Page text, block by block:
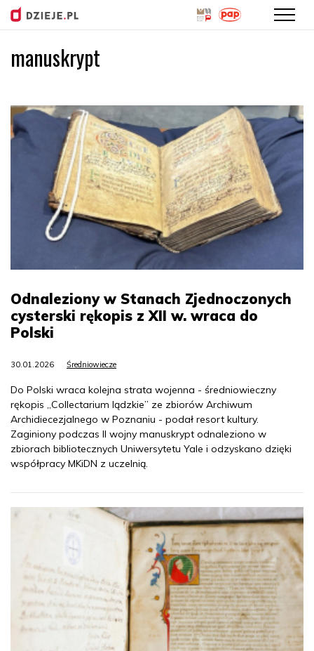
manuskrypt
Odnaleziony w Stanach Zjednoczonych
cysterski rękopis z XII w. wraca do
Polski
30.01.2026 Średniowiecze
Do Polski wraca kolejna strata wojenna - średniowieczny
rękopis „Collectarium lądzkie” ze zbiorów Archiwum
Archidiecezjalnego w Poznaniu - podał resort kultury.
Zaginiony podczas II wojny manuskrypt odnaleziono w
zbiorach bibliotecznych Uniwersytetu Yale i odzyskano dzięki
współpracy MKiDN z uczelnią.